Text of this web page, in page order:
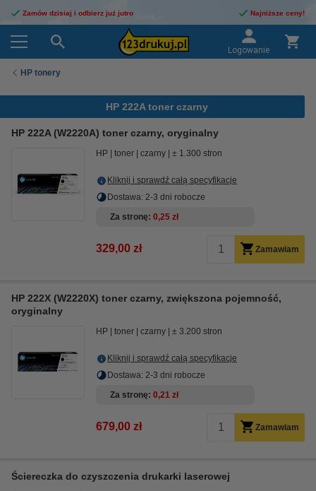
Zamów dzisiaj i odbierz już jutro Najniższe ceny!
Logowanie
HP tonery
HP 222A toner czarny
HP 222A (W2220A) toner czarny, oryginalny
HP toner czarny ± 1.300 stron
Kliknij i sprawdź całą specyfikacje
Dostawa: 2-3 dni robocze
Za stronę 0,25 zł
329,00 zł Zamawiam
HP 222X (W2220X) toner czarny, zwiększona pojemność,
oryginalny
HP toner czarny ± 3.200 stron
Kliknij i sprawdź całą specyfikacje
Dostawa: 2-3 dni robocze
Za stronę 0,21 zł
679,00 zł Zamawiam
Ściereczka do czyszczenia drukarki laserowej